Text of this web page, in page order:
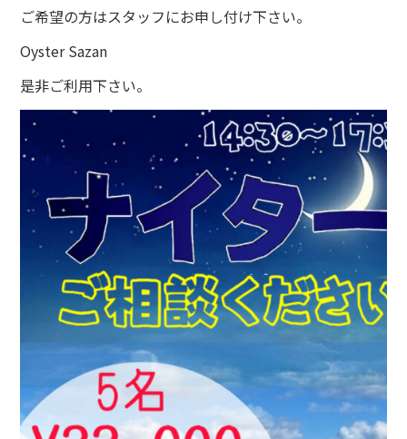
ご希望の方はスタッフにお申し付け下さい。
Oyster Sazan
是非ご利用下さい。